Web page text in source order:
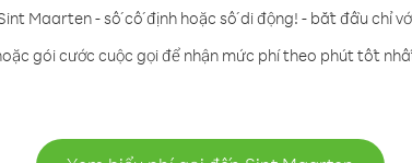
Maarten - số cố định hoặc số di động! - bắt đầu chỉ
gói cước cuộc gọi để nhận mức phí theo phút tốt